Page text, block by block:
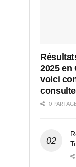
2025 en
voici
0